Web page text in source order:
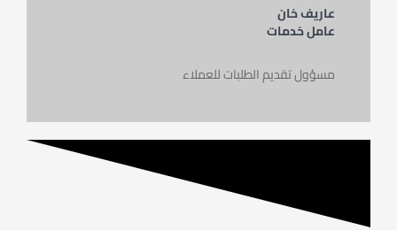
عاريف خان
عامل خدمات
مسؤول تقديم الطلبات للعملاء